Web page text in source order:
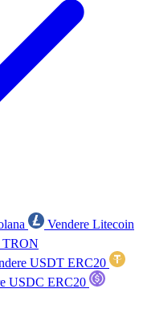
Vendere Litecoin
TRON
USDT ERC20
USDC ERC20